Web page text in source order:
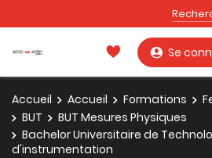
Se
Accueil Accueil Formations
BUT
BUT Mesures Physiques
Bachelor Universitaire de
d'instrumentation